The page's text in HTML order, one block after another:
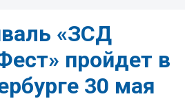
«ЗСД
пройдет в
30 мая